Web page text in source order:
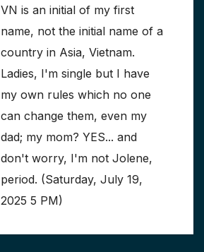
VN is an initial of my first
name, not the initial name of a
country in Asia, Vietnam.
Ladies, I'm single but I have
my own rules which no one
can change them, even my
dad; my mom? YES... and
don't worry, I'm not Jolene,
period. (Saturday, July 19,
2025 5 PM)